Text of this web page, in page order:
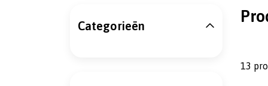
13
Categorieën